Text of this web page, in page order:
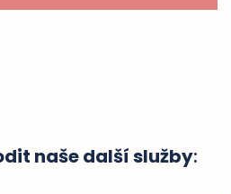
naše další služby: